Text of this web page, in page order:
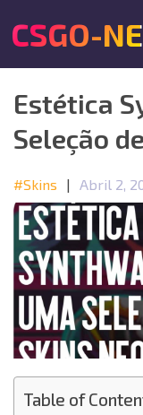
CSGO-
Estética
Seleção
#Skins | Abril 2,
Table of